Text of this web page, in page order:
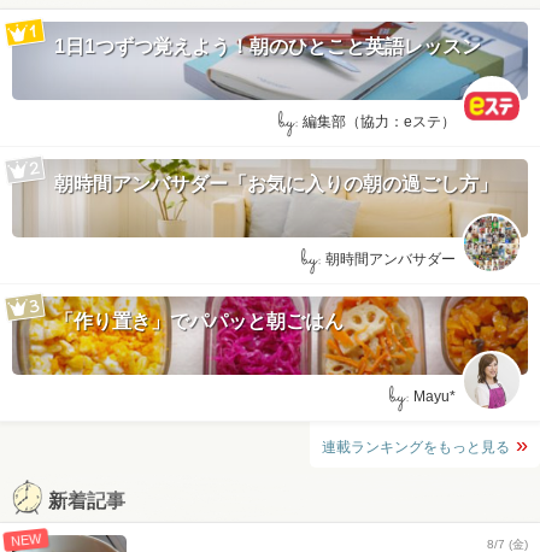
1日1つずつ覚えよう！朝のひとこと英語レッスン
by: 編集部（協力：eステ）
朝時間アンバサダー「お気に入りの朝の過ごし方」
by: 朝時間アンバサダー
「作り置き」でパパッと朝ごはん
by: Mayu*
連載ランキングをもっと見る
新着記事
NEW 8/7 (金)